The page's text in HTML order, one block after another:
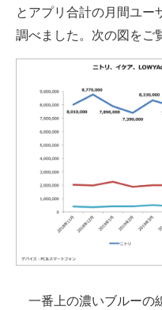
とアプリ合計の月間ユー
調べました。次の図をご
一番上の濃いブルーの